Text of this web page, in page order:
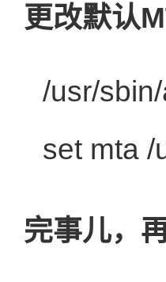
更改默认
/
set mta
完事儿，